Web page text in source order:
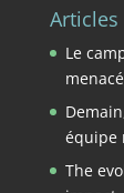
Articles
Le
équipe
The